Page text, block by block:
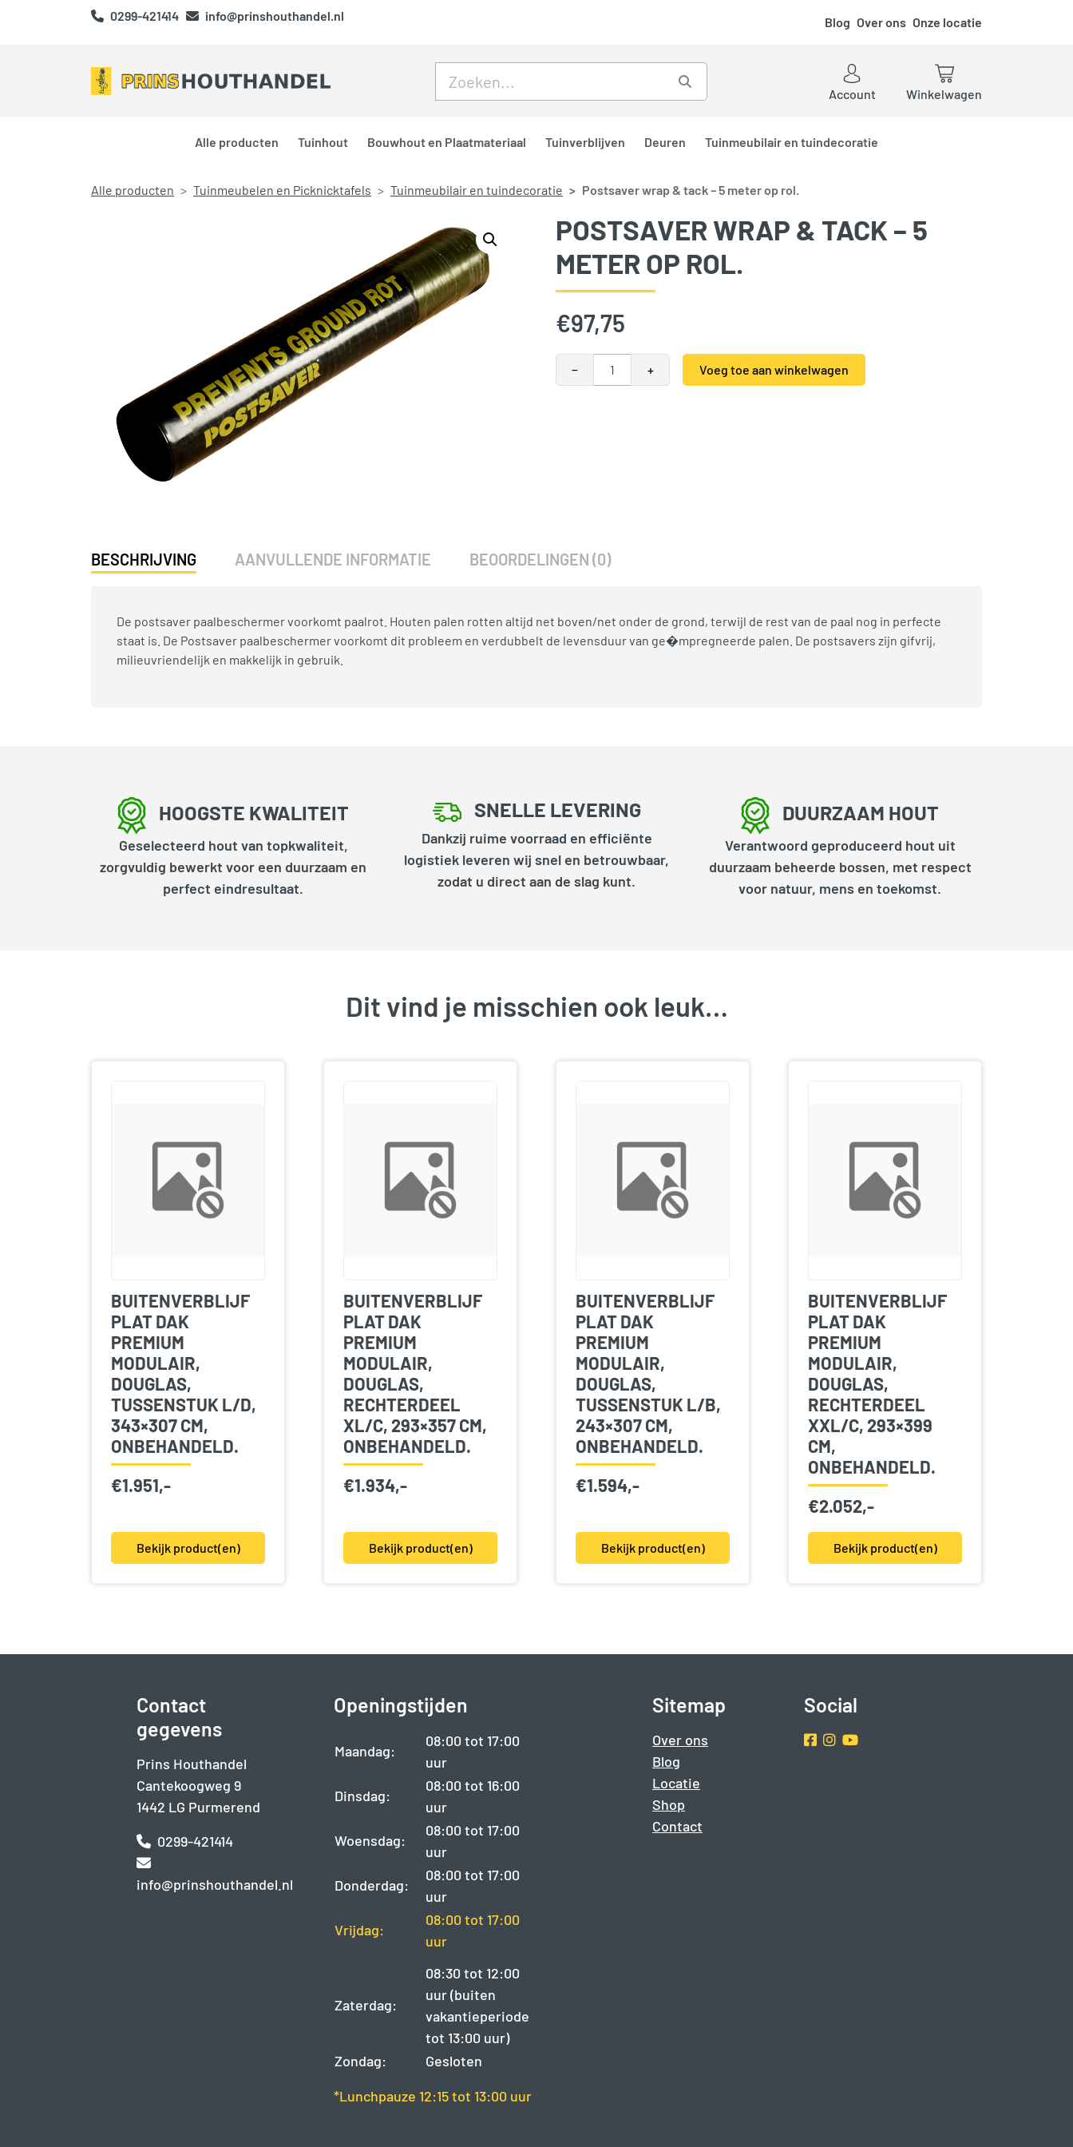
0299-421414 info@prinshouthandel.nl Blog Over ons Onze locatie
Account
Winkelwagen
Alle producten Tuinhout Bouwhout en Plaatmateriaal Tuinverblijven Deuren Tuinmeubilair en tuindecoratie
Alle producten Tuinmeubelen en Picknicktafels Tuinmeubilair en tuindecoratie Postsaver wrap & tack – 5 meter op rol.
POSTSAVER WRAP & TACK – 5
METER OP ROL.
€97,75
−
Postsaver wrap & tack - 5 meter op rol. aantal
+
Voeg toe aan winkelwagen
BESCHRIJVING AANVULLENDE INFORMATIE BEOORDELINGEN (0)
De postsaver paalbeschermer voorkomt paalrot. Houten palen rotten altijd net boven/net onder de grond, terwijl de rest van de paal nog in perfecte
staat is. De Postsaver paalbeschermer voorkomt dit probleem en verdubbelt de levensduur van ge�mpregneerde palen. De postsavers zijn gifvrij,
milieuvriendelijk en makkelijk in gebruik.
HOOGSTE KWALITEIT
Geselecteerd hout van topkwaliteit,
zorgvuldig bewerkt voor een duurzaam en
perfect eindresultaat.
SNELLE LEVERING
Dankzij ruime voorraad en efficiënte
logistiek leveren wij snel en betrouwbaar,
zodat u direct aan de slag kunt.
DUURZAAM HOUT
Verantwoord geproduceerd hout uit
duurzaam beheerde bossen, met respect
voor natuur, mens en toekomst.
Dit vind je misschien ook leuk…
BUITENVERBLIJF
PLAT DAK
PREMIUM
MODULAIR,
DOUGLAS,
TUSSENSTUK L/D,
343×307 CM,
ONBEHANDELD.
€1.951,-
Bekijk product(en)
BUITENVERBLIJF
PLAT DAK
PREMIUM
MODULAIR,
DOUGLAS,
RECHTERDEEL
XL/C, 293×357 CM,
ONBEHANDELD.
€1.934,-
Bekijk product(en)
BUITENVERBLIJF
PLAT DAK
PREMIUM
MODULAIR,
DOUGLAS,
TUSSENSTUK L/B,
243×307 CM,
ONBEHANDELD.
€1.594,-
Bekijk product(en)
BUITENVERBLIJF
PLAT DAK
PREMIUM
MODULAIR,
DOUGLAS,
RECHTERDEEL
XXL/C, 293×399
CM,
ONBEHANDELD.
€2.052,-
Bekijk product(en)
Contact
gegevens
Prins Houthandel
Cantekoogweg 9
1442 LG Purmerend
0299-421414
info@prinshouthandel.nl
Openingstijden
Maandag:
08:00 tot 17:00
uur
Dinsdag:
08:00 tot 16:00
uur
Woensdag:
08:00 tot 17:00
uur
Donderdag:
08:00 tot 17:00
uur
Vrijdag:
08:00 tot 17:00
uur
Zaterdag:
08:30 tot 12:00
uur (buiten
vakantieperiode
tot 13:00 uur)
Zondag:
Gesloten
*Lunchpauze 12:15 tot 13:00 uur
Sitemap
Over ons
Blog
Locatie
Shop
Contact
Social
Facebook
Instragram
Youtube